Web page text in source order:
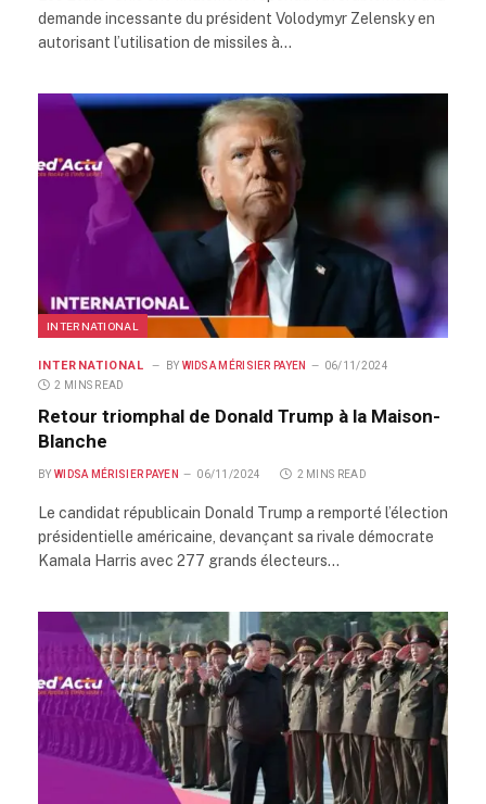
demande incessante du président Volodymyr Zelensky en
autorisant l’utilisation de missiles à…
INTERNATIONAL
INTERNATIONAL BY WIDSA MÉRISIER PAYEN
06/11/2024
2 MINS READ
Retour triomphal de Donald Trump à la Maison-
Blanche
BY WIDSA MÉRISIER PAYEN 06/11/2024 2 MINS READ
Le candidat républicain Donald Trump a remporté l’élection
présidentielle américaine, devançant sa rivale démocrate
Kamala Harris avec 277 grands électeurs…